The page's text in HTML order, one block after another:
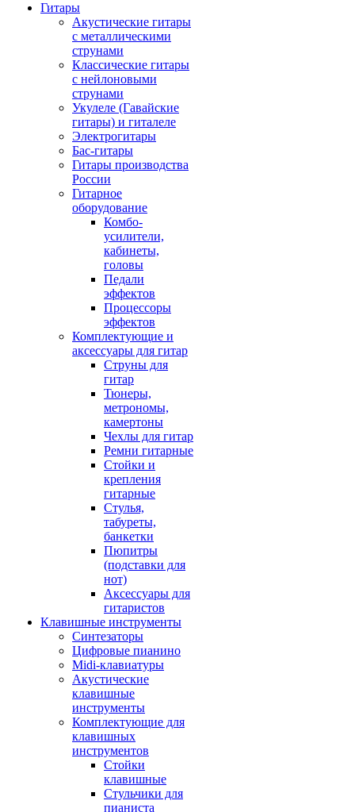
Гитары
Акустические гитары
с металлическими
струнами
Классические гитары
с нейлоновыми
струнами
Укулеле (Гавайские
гитары) и гиталеле
Электрогитары
Бас-гитары
Гитары производства
России
Гитарное
оборудование
Комбо-
усилители,
кабинеты,
головы
Педали
эффектов
Процессоры
эффектов
Комплектующие и
аксессуары для гитар
Струны для
гитар
Тюнеры,
метрономы,
камертоны
Чехлы для гитар
Ремни гитарные
Стойки и
крепления
гитарные
Стулья,
табуреты,
банкетки
Пюпитры
(подставки для
нот)
Аксессуары для
гитаристов
Клавишные инструменты
Синтезаторы
Цифровые пианино
Midi-клавиатуры
Акустические
клавишные
инструменты
Комплектующие для
клавишных
инструментов
Стойки
клавишные
Стульчики для
пианиста